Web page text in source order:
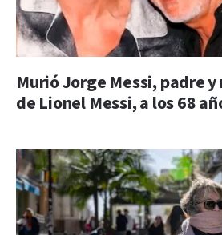
Murió Jorge Messi, padre
de Lionel Messi, a los 68